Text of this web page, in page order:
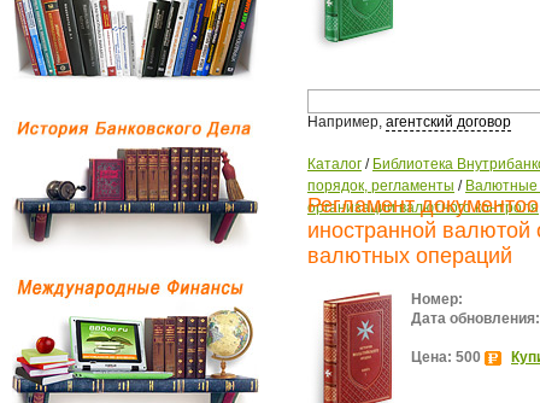
Например, агентский договор
Каталог / Библиотека
порядок, регламенты / Валютные
организации валютного контроля
Регламент
иностранной валютой
валютных операций
Номер:
Дата обновления:
Цена: 500